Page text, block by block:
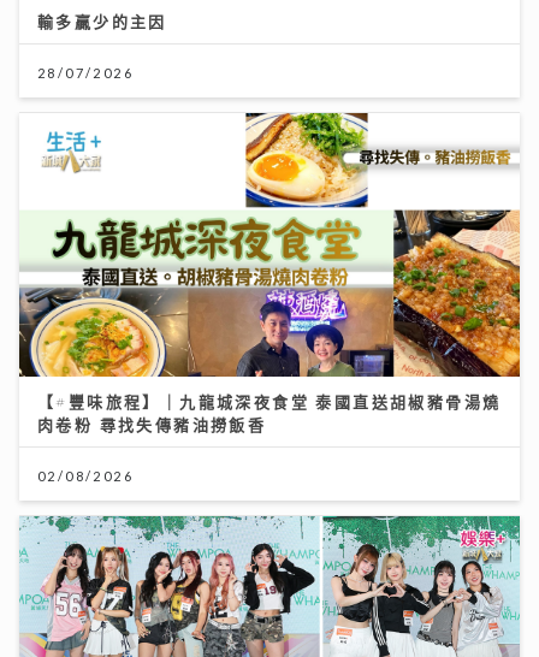
輸多贏少的主因
28/07/2026
【#豐味旅程】｜九龍城深夜食堂 泰國直送胡椒豬骨湯燒
肉卷粉 尋找失傳豬油撈飯香
02/08/2026